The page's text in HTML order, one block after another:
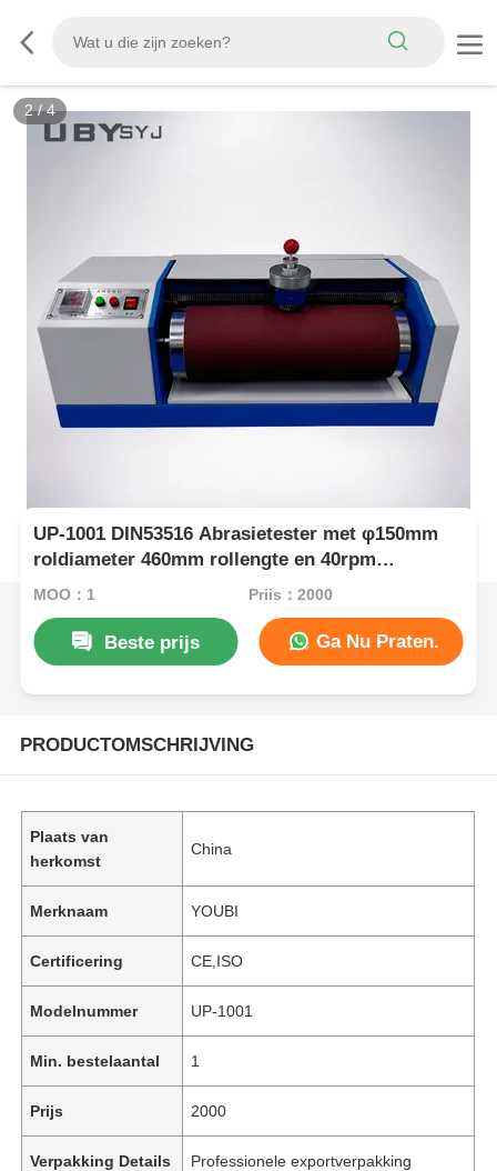
3/4
UP-1001 DIN53516 Abrasietester met φ150mm
roldiameter 460mm rollengte en 40rpm
rolsnelheid voor rubberleerbandtesten
MOQ：1 Prijs：2000
Beste prijs Ga Nu Praten.
PRODUCTOMSCHRIJVING
Plaats van
herkomst
China
Merknaam YOUBI
Certificering CE,ISO
Modelnummer UP-1001
Min. bestelaantal 1
Prijs 2000
Verpakking Details Professionele exportverpakking